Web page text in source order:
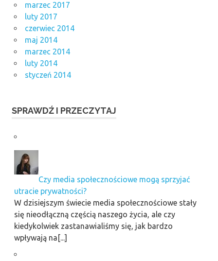
marzec 2017
luty 2017
czerwiec 2014
maj 2014
marzec 2014
luty 2014
styczeń 2014
SPRAWDŹ I PRZECZYTAJ
Czy media społecznościowe mogą sprzyjać
utracie prywatności?
W dzisiejszym świecie media społecznościowe stały
się nieodłączną częścią naszego życia, ale czy
kiedykolwiek zastanawialiśmy się, jak bardzo
wpływają na[...]